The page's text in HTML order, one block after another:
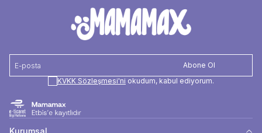
Abone Ol
KVKK Sözleşmesi'ni okudum, kabul ediyorum.
Kurumsal